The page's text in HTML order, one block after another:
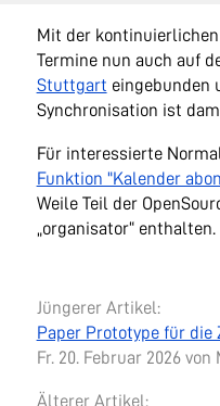
Mit der
Termine nun auch auf
Stuttgart eingebunden
Synchronisation ist
Für interessierte
Funktion "Kalender
Weile Teil der
„organisator“ enthalten.
Jüngerer Artikel:
Paper Prototype für die
Fr. 20. Februar 2026 von
Älterer Artikel: